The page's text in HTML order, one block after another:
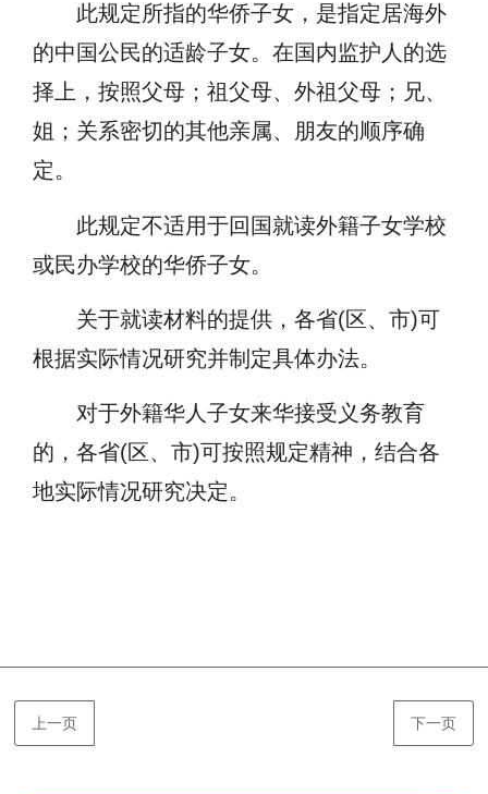
此规定所指的华侨子女，是指定居海外
的中国公民的适龄子女。在国内监护人的选
择上，按照父母；祖父母、外祖父母；兄、
姐；关系密切的其他亲属、朋友的顺序确
定。
此规定不适用于回国就读外籍子女学校
或民办学校的华侨子女。
关于就读材料的提供，各省(区、市)可
根据实际情况研究并制定具体办法。
对于外籍华人子女来华接受义务教育
的，各省(区、市)可按照规定精神，结合各
地实际情况研究决定。
上一页 下一页